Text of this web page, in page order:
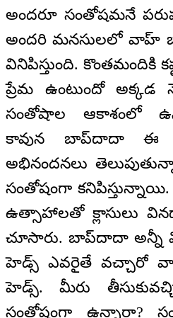
అందరూ సంతోషమనే
అందరి మనసులలో
వినిపిస్తుంది. కొంతమందికి
ప్రేమ ఉంటుందో అక్కడ
సంతోషాల ఆకాశంలో
కావున బాప్‌దాదా ఈ
అభినందనలు
సంతోషంగా
ఉత్సాహాలతో క్లాసులు
చూసారు. బాప్‌దాదా అన్నీ
హెడ్స్ ఎవరైతే వచ్చారో
హెడ్స్. మీరు
సంతోషంగా ఉన్నారా?